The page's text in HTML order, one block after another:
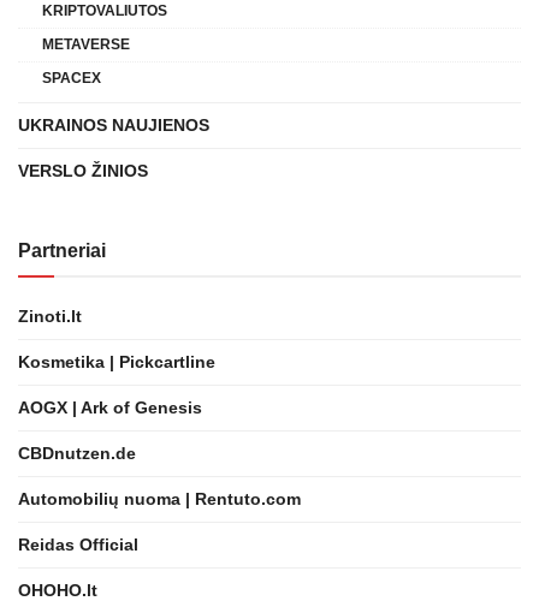
KRIPTOVALIUTOS
METAVERSE
SPACEX
UKRAINOS NAUJIENOS
VERSLO ŽINIOS
Partneriai
Zinoti.lt
Kosmetika | Pickcartline
AOGX | Ark of Genesis
CBDnutzen.de
Automobilių nuoma | Rentuto.com
Reidas Official
OHOHO.lt